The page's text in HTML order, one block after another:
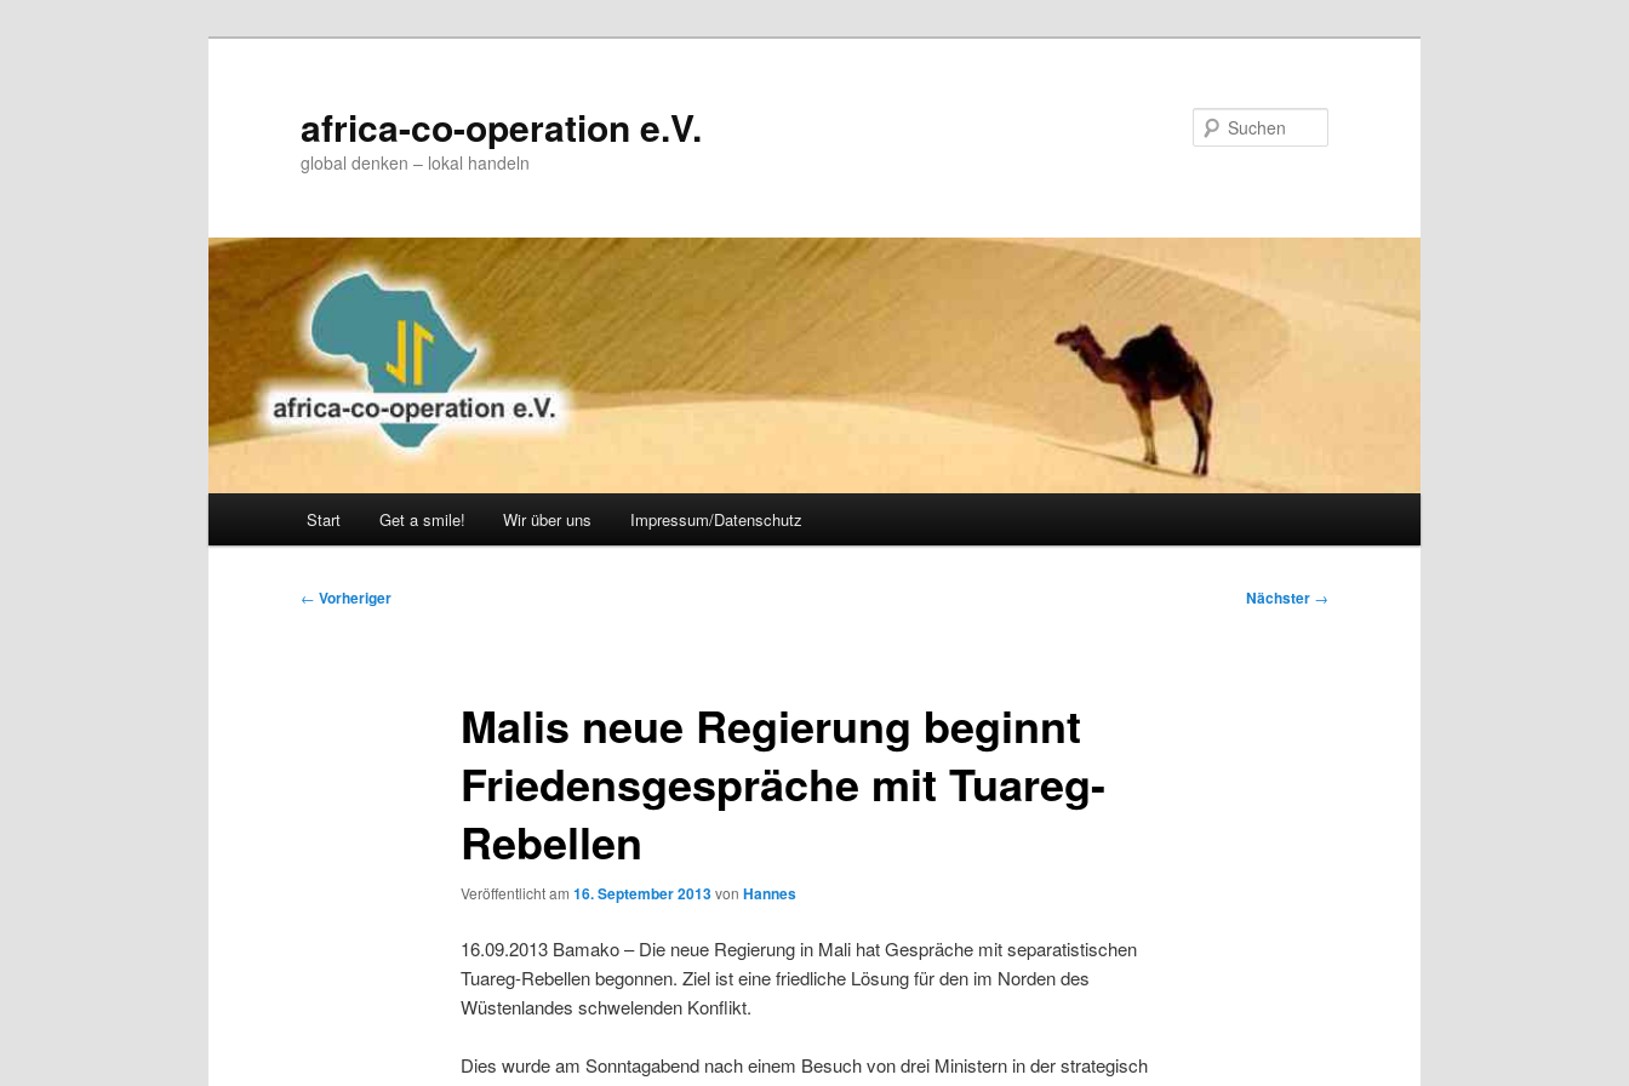
africa-co-operation e.V.
global denken – lokal handeln
Start Get a smile! Wir über uns Impressum/Datenschutz
Beitragsnavigation
← Vorheriger Nächster →
Malis neue Regierung beginnt
Friedensgespräche mit Tuareg-
Rebellen
Veröffentlicht am 16. September 2013von Hannes
16.09.2013 Bamako – Die neue Regierung in Mali hat Gespräche mit separatistischen
Tuareg-Rebellen begonnen. Ziel ist eine friedliche Lösung für den im Norden des
Wüstenlandes schwelenden Konflikt.
Dies wurde am Sonntagabend nach einem Besuch von drei Ministern in der strategisch